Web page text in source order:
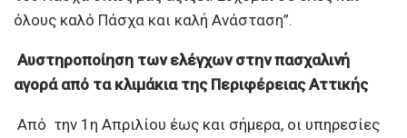
όλους καλό Πάσχα και καλή Ανάσταση”.
Αυστηροποίηση των ελέγχων στην πασχαλινή
αγορά από τα κλιμάκια της Περιφέρειας Αττικής
Από την 1η Απριλίου έως και σήμερα, οι υπηρεσίες